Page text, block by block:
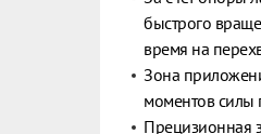
быстрого
время на
Зона
моментов силы
Прецизионная